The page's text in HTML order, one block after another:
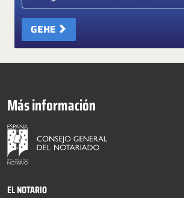
GEHE
Más información
EL NOTARIO